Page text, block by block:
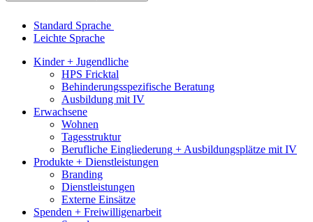
Standard Sprache
Leichte Sprache
Kinder + Jugendliche
HPS Fricktal
Behinderungsspezifische Beratung
Ausbildung mit IV
Erwachsene
Wohnen
Tagesstruktur
Berufliche Eingliederung + Ausbildungsplätze mit IV
Produkte + Dienstleistungen
Branding
Dienstleistungen
Externe Einsätze
Spenden + Freiwilligenarbeit